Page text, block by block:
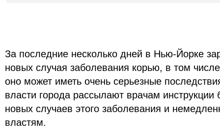
За последние несколько дней в Нью-Йорке
новых случая заболевания корью, в том
оно может иметь очень серьезные
власти города рассылают врачам инструкции
новых случаев этого заболевания и
властям.